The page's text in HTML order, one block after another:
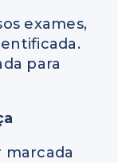
exames,
para
marcada